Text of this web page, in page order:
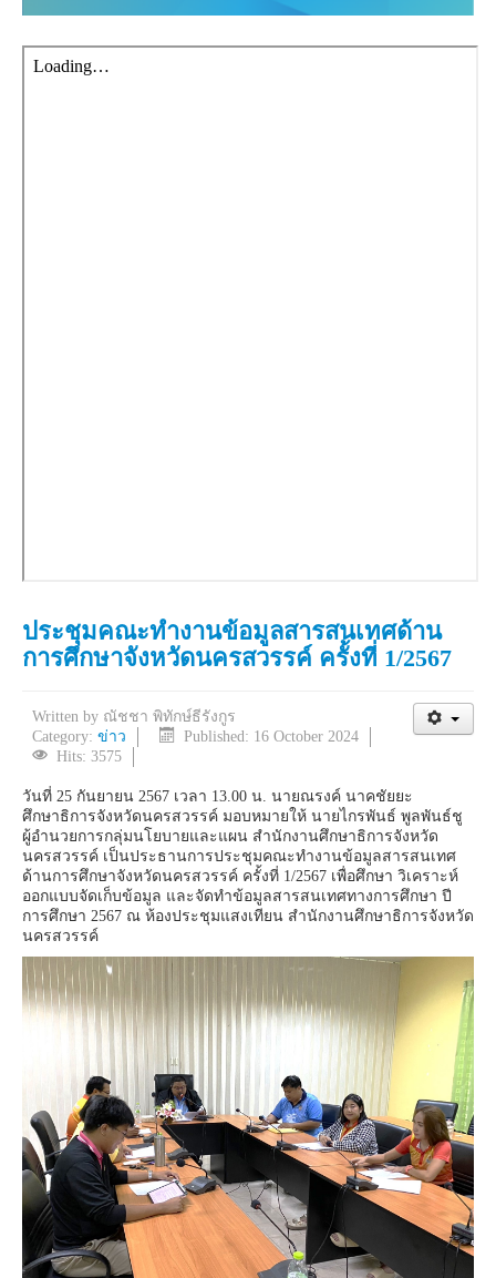
ประชุมคณะทำงานข้อมูลสารสนเทศด้าน
การศึกษาจังหวัดนครสวรรค์ ครั้งที่ 1/2567
Written by ณัชชา พิทักษ์ธีรังกูร
Category: ข่าว
Published: 16 October 2024
Hits: 3575
วันที่ 25 กันยายน 2567 เวลา 13.00 น. นายณรงค์ นาคชัยยะ
ศึกษาธิการจังหวัดนครสวรรค์ มอบหมายให้ นายไกรพันธ์ พูลพันธ์ชู
ผู้อำนวยการกลุ่มนโยบายและแผน สำนักงานศึกษาธิการจังหวัด
นครสวรรค์ เป็นประธานการประชุมคณะทำงานข้อมูลสารสนเทศ
ด้านการศึกษาจังหวัดนครสวรรค์ ครั้งที่ 1/2567 เพื่อศึกษา วิเคราะห์
ออกแบบจัดเก็บข้อมูล และจัดทำข้อมูลสารสนเทศทางการศึกษา ปี
การศึกษา 2567 ณ ห้องประชุมแสงเทียน สำนักงานศึกษาธิการจังหวัด
นครสวรรค์